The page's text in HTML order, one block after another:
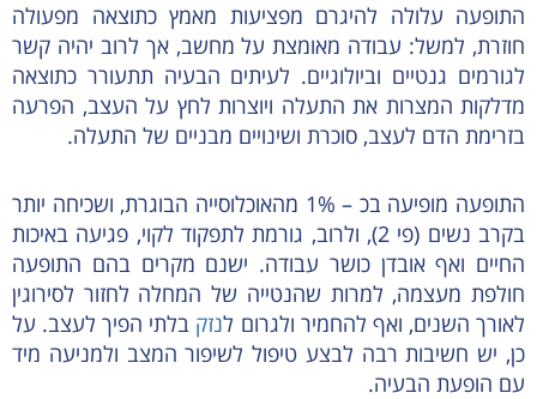
התופעה עלולה להיגרם מפציעות מאמץ כתוצאה מפעולה
חוזרת, למשל: עבודה מאומצת על מחשב, אך לרוב יהיה קשר
לגורמים גנטיים וביולוגיים. לעיתים הבעיה תתעורר כתוצאה
מדלקות המצרות את התעלה ויוצרות לחץ על העצב, הפרעה
בזרימת הדם לעצב, סוכרת ושינויים מבניים של התעלה.
התופעה מופיעה בכ – 1% מהאוכלוסייה הבוגרת, ושכיחה יותר
בקרב נשים (פי 2), ולרוב, גורמת לתפקוד לקוי, פגיעה באיכות
החיים ואף אובדן כושר עבודה. ישנם מקרים בהם התופעה
חולפת מעצמה, למרות שהנטייה של המחלה לחזור לסירוגין
לאורך השנים, ואף להחמיר ולגרום לנזק בלתי הפיך לעצב. על
כן, יש חשיבות רבה לבצע טיפול לשיפור המצב ולמניעה מיד
עם הופעת הבעיה.